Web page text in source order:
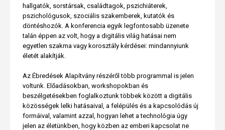
hallgatók, sorstársak, családtagok, pszichiáterek,
pszichológusok, szociális szakemberek, kutatók és
döntéshozók. A konferencia egyik legfontosabb üzenete
talán éppen az volt, hogy a digitális világ hatásai nem
egyetlen szakma vagy korosztály kérdései: mindannyiunk
életét alakítják.
Az Ébredések Alapítvány részéről több programmal is jelen
voltunk. Előadásokban, workshopokban és
beszélgetésekben foglalkoztunk többek között a digitális
közösségek lelki hatásaival, a felépülés és a kapcsolódás új
formáival, valamint azzal, hogyan lehet a technológia úgy
jelen az életünkben, hogy közben az emberi kapcsolat ne